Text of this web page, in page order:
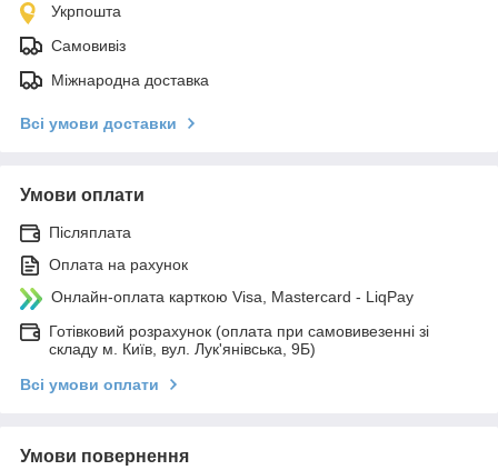
Укрпошта
Самовивіз
Міжнародна доставка
Всі умови доставки
Умови оплати
Післяплата
Оплата на рахунок
Онлайн-оплата карткою Visa, Mastercard - LiqPay
Готівковий розрахунок (оплата при самовивезенні зі
складу м. Київ, вул. Лук'янівська, 9Б)
Всі умови оплати
Умови повернення